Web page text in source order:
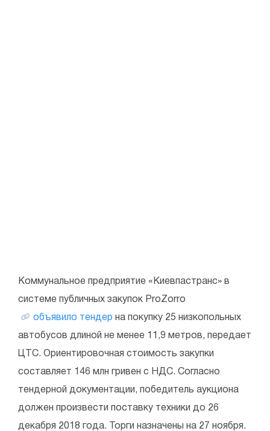
Коммунальное предприятие «Киевпастранс» в
системе публичных закупок ProZorro
объявило тендер на покупку 25 низкопольных
автобусов длиной не менее 11,9 метров, передает
ЦТС. Ориентировочная стоимость закупки
составляет 146 млн гривен с НДС. Согласно
тендерной документации, победитель аукциона
должен произвести поставку техники до 26
декабря 2018 года. Торги назначены на 27 ноября.